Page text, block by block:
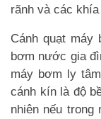
rãnh và các
Cánh quạt
bơm nước gia
máy bơm ly
cánh kín là độ
nhiên nếu trong